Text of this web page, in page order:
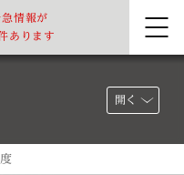
急情報が
あります
開く